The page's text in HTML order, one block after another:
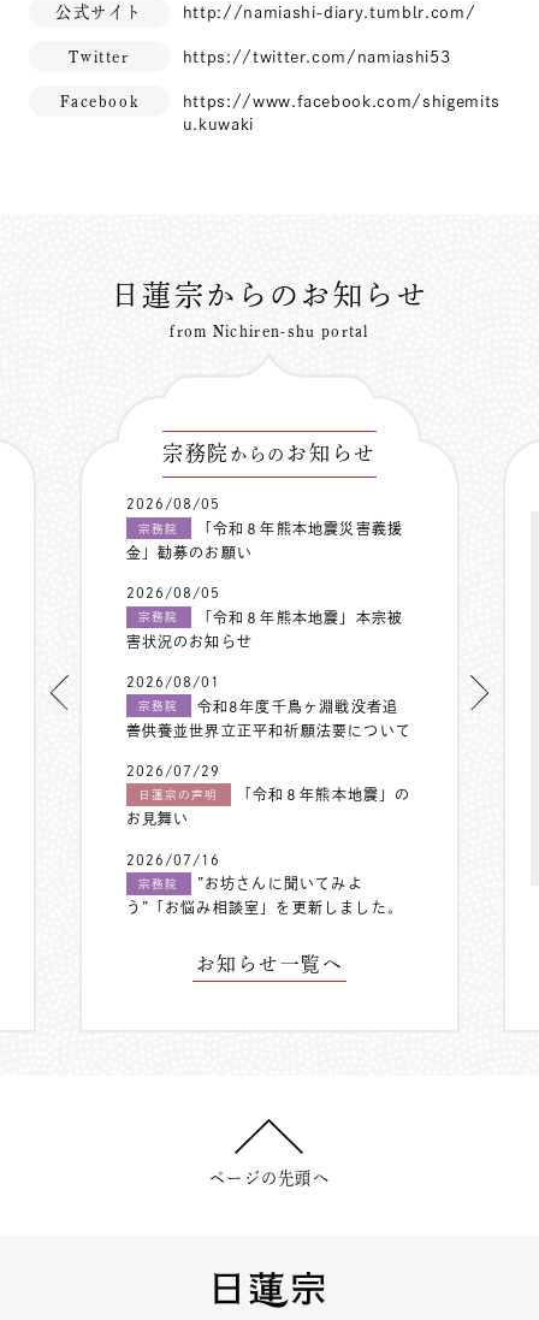
公式サイト http://namiashi-diary.tumblr.com/
Twitter https://twitter.com/namiashi53
Facebook
https://www.facebook.com/shigemits
u.kuwaki
日蓮宗からのお知らせ
from Nichiren-shu portal
宗務院 からの お知らせ
2026/08/05
宗務院
「令和８年熊本地震災害義援
金」勧募のお願い
2026/08/05
宗務院
「令和８年熊本地震」本宗被
害状況のお知らせ
2026/08/01
宗務院
令和8年度千鳥ヶ淵戦没者追
善供養並世界立正平和祈願法要について
2026/07/29
日蓮宗の声明
「令和８年熊本地震」の
お見舞い
2026/07/16
宗務院
”お坊さんに聞いてみよ
う”「お悩み相談室」を更新しました。
お知らせ一覧へ
ページの先頭へ